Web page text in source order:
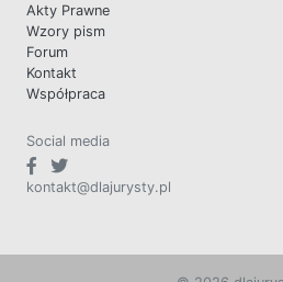
Akty Prawne
Wzory pism
Forum
Kontakt
Współpraca
Social media
kontakt@dlajurysty.pl